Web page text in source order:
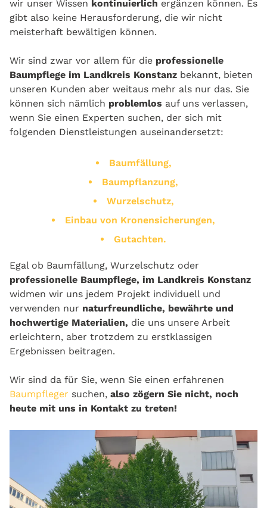
wir unser Wissen kontinuierlich ergänzen können. Es
gibt also keine Herausforderung, die wir nicht
meisterhaft bewältigen können.
Wir sind zwar vor allem für die professionelle
Baumpflege im Landkreis Konstanz bekannt, bieten
unseren Kunden aber weitaus mehr als nur das. Sie
können sich nämlich problemlos auf uns verlassen,
wenn Sie einen Experten suchen, der sich mit
folgenden Dienstleistungen auseinandersetzt:
Baumfällung,
Baumpflanzung,
Wurzelschutz,
Einbau von Kronensicherungen,
Gutachten.
Egal ob Baumfällung, Wurzelschutz oder
professionelle Baumpflege, im Landkreis Konstanz
widmen wir uns jedem Projekt individuell und
verwenden nur naturfreundliche, bewährte und
hochwertige Materialien, die uns unsere Arbeit
erleichtern, aber trotzdem zu erstklassigen
Ergebnissen beitragen.
Wir sind da für Sie, wenn Sie einen erfahrenen
Baumpfleger suchen, also zögern Sie nicht, noch
heute mit uns in Kontakt zu treten!